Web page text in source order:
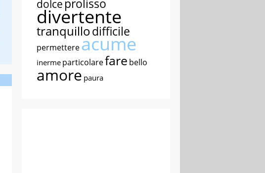
dolce prolisso
divertente
tranquillodifficile
permettereacume
inerme particolarefare bello
amore paura